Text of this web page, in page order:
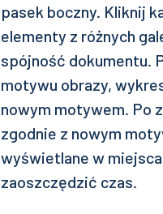
pasek boczny. Kliknij
elementy z różnych
spójność dokumentu.
motywu obrazy,
nowym motywem. Po
zgodnie z nowym
wyświetlane w
zaoszczędzić czas.